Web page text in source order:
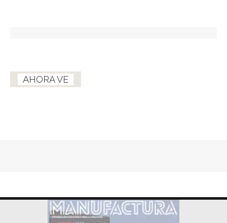
AHORA VE